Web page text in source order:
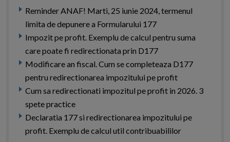
Reminder ANAF! Marti, 25 iunie 2024, termenul
limita de depunere a Formularului 177
Impozit pe profit. Exemplu de calcul pentru suma
care poate fi redirectionata prin D177
Modificare an fiscal. Cum se completeaza D177
pentru redirectionarea impozitului pe profit
Cum sa redirectionati impozitul pe profit in 2026. 3
spete practice
Declaratia 177 si redirectionarea impozitului pe
profit. Exemplu de calcul util contribuabililor